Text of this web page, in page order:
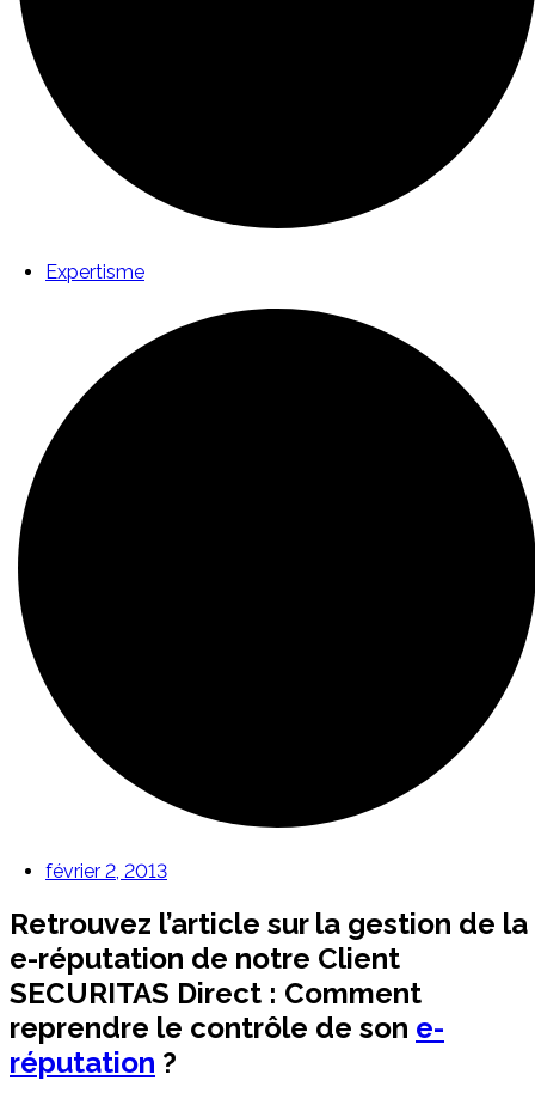
Expertisme
février 2, 2013
Retrouvez l’article sur la gestion de la
e-réputation de notre Client
SECURITAS Direct : Comment
reprendre le contrôle de son e-
réputation ?